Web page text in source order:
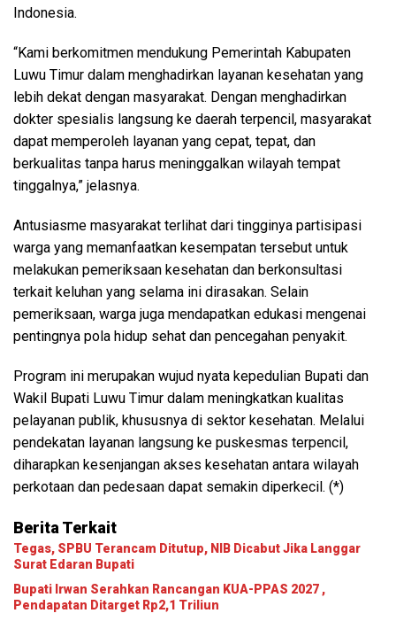
Indonesia.
“Kami berkomitmen mendukung Pemerintah Kabupaten
Luwu Timur dalam menghadirkan layanan kesehatan yang
lebih dekat dengan masyarakat. Dengan menghadirkan
dokter spesialis langsung ke daerah terpencil, masyarakat
dapat memperoleh layanan yang cepat, tepat, dan
berkualitas tanpa harus meninggalkan wilayah tempat
tinggalnya,” jelasnya.
Antusiasme masyarakat terlihat dari tingginya partisipasi
warga yang memanfaatkan kesempatan tersebut untuk
melakukan pemeriksaan kesehatan dan berkonsultasi
terkait keluhan yang selama ini dirasakan. Selain
pemeriksaan, warga juga mendapatkan edukasi mengenai
pentingnya pola hidup sehat dan pencegahan penyakit.
Program ini merupakan wujud nyata kepedulian Bupati dan
Wakil Bupati Luwu Timur dalam meningkatkan kualitas
pelayanan publik, khususnya di sektor kesehatan. Melalui
pendekatan layanan langsung ke puskesmas terpencil,
diharapkan kesenjangan akses kesehatan antara wilayah
perkotaan dan pedesaan dapat semakin diperkecil. (*)
Berita Terkait
Tegas, SPBU Terancam Ditutup, NIB Dicabut Jika Langgar
Surat Edaran Bupati
Bupati Irwan Serahkan Rancangan KUA-PPAS 2027 ,
Pendapatan Ditarget Rp2,1 Triliun